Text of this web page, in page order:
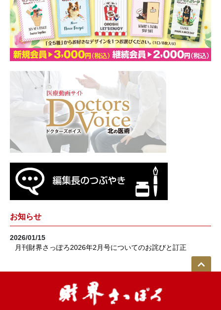
お知らせ
2026/01/15
月刊財界さっぽろ2026年2月号についてのお詫びと訂正